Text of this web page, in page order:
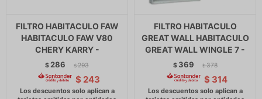
FILTRO HABITACULO FAW
HABITACULO FAW V80
CHERY KARRY -
$ 286 $ 293
$ 243
FILTRO HABITACULO
GREAT WALL HABITACULO
GREAT WALL WINGLE 7 -
$ 369 $ 378
$ 314